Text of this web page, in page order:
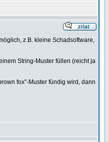
z.B. kleine Schadsoftware,
String-Muster füllen (reicht ja
fox"-Muster fündig wird, dann